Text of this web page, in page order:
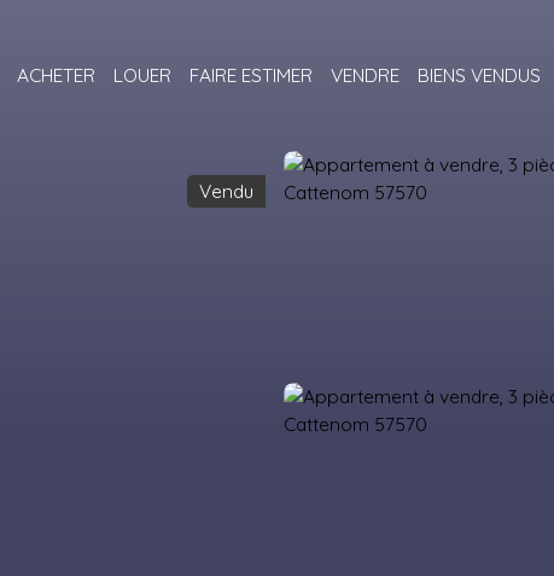
ACHETER LOUER FAIRE ESTIMER VENDRE BIENS VENDUS
Vendu